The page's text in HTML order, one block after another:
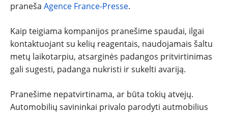
TESTAI
NAUJI
NAUDOTI
REPORTAŽAI
praneša Agence France-Presse.
Kaip teigiama kompanijos pranešime spaudai, ilgai
kontaktuojant su kelių reagentais, naudojamais šaltu
metų laikotarpiu, atsarginės padangos pritvirtinimas
gali sugesti, padanga nukristi ir sukelti avariją.
Pranešime nepatvirtinama, ar būta tokių atvejų.
Automobilių savininkai privalo parodyti autmobilius